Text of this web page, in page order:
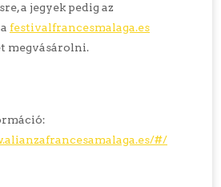
a jegyek pedig az
festivalfrancesmalaga.es
megvásárolni.
#/